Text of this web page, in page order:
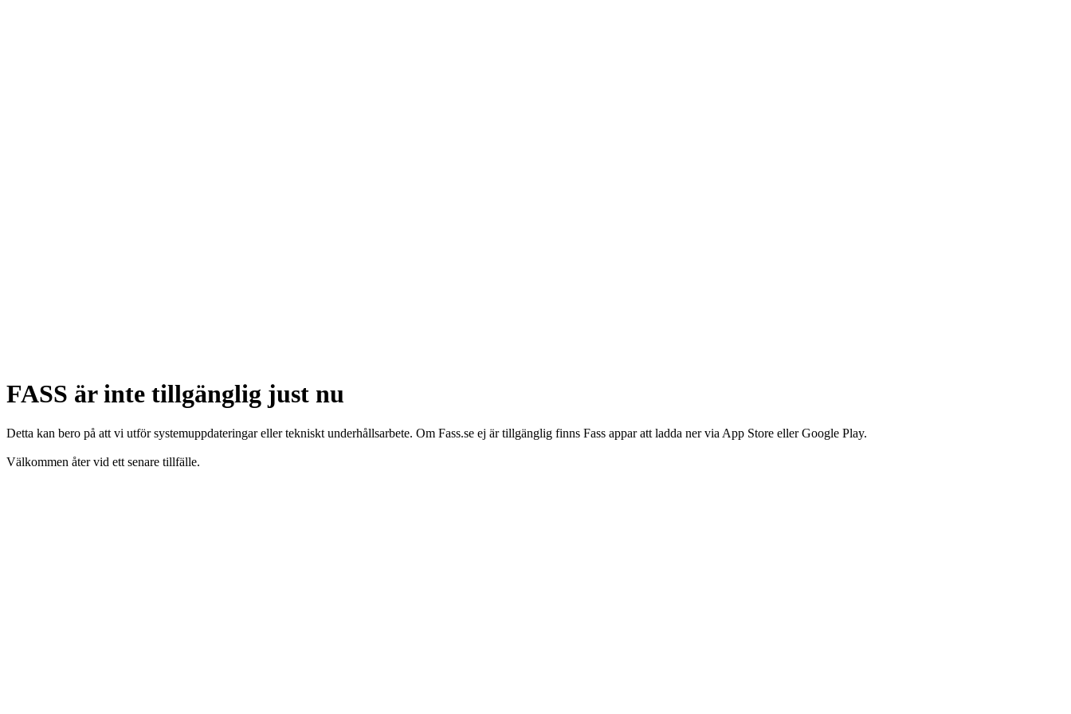
FASS är inte tillgänglig just nu
Detta kan bero på att vi utför systemuppdateringar eller tekniskt underhållsarbete. Om Fass.se ej är tillgänglig finns Fass appar att ladda ner via App Store eller Google Play.
Välkommen åter vid ett senare tillfälle.